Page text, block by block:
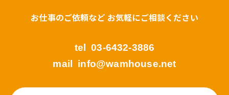
お仕事のご依頼など お気軽にご相談ください
tel 03-6432-3886
mail info@wamhouse.net